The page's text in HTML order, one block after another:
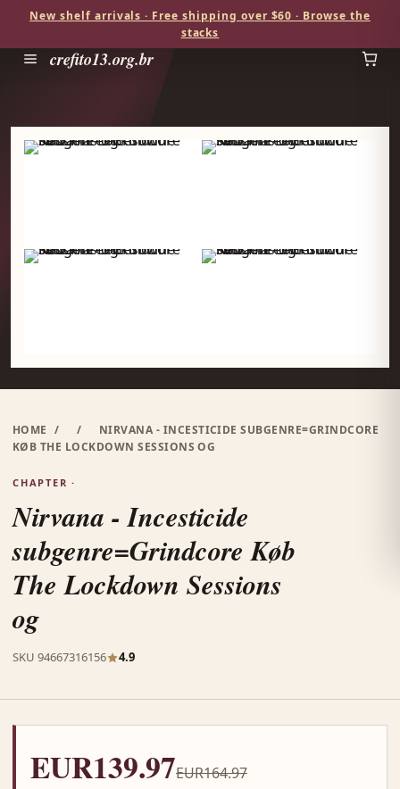
New shelf arrivals · Free shipping over $60 · Browse the
stacks
crefito13.org.br
HOME / /
NIRVANA - INCESTICIDE SUBGENRE=GRINDCORE
KØB THE LOCKDOWN SESSIONS OG
CHAPTER ·
Nirvana - Incesticide
subgenre=Grindcore Køb
The Lockdown Sessions
og
SKU 94667316156 4.9
EUR139.97EUR164.97